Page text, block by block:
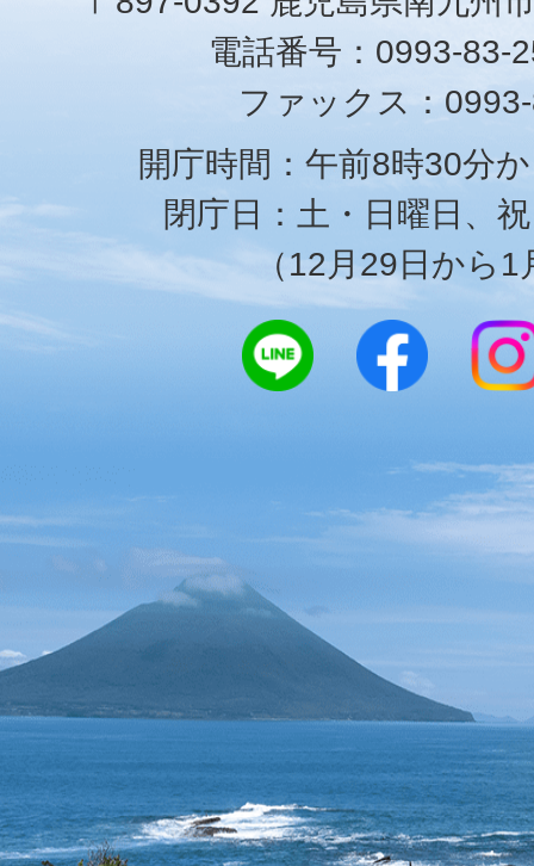
電話番号：0993-83-
ファックス：
開庁時間：午前8時30分
閉庁日：土・日曜日、
（12月29日から1